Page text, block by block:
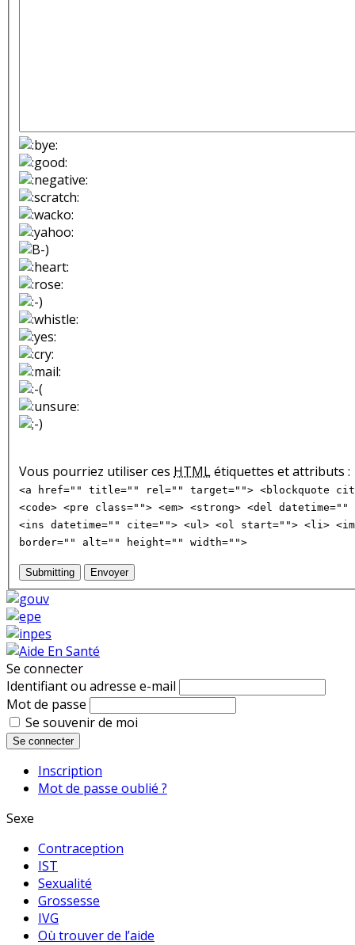
Vous pourriez utiliser ces HTMLétiquettes et attributs :
<a href="" title="" rel="" target=""> <blockquote
<code> <pre class=""> <em> <strong> <del
<ins datetime="" cite=""> <ul> <ol start=""> <li>
border="" alt="" height="" width="">
Submitting Envoyer
Se connecter
Identifiant ou adresse e-mail
Mot de passe
Se souvenir de moi
Se connecter
Inscription
Mot de passe oublié ?
Sexe
Contraception
IST
Sexualité
Grossesse
IVG
Où trouver de l’aide